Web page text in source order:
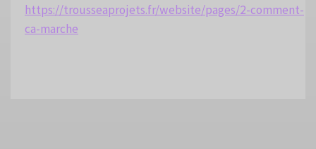
https://trousseaprojets.fr/website/pages/2-comment-
ca-marche